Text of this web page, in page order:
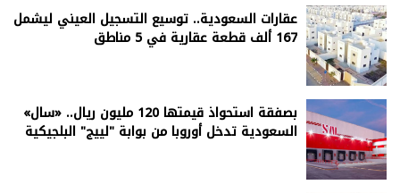
عقارات السعودية.. توسيع التسجيل العيني ليشمل
167 ألف قطعة عقارية في 5 مناطق
بصفقة استحواذ قيمتها 120 مليون ريال.. «سال»
السعودية تدخل أوروبا من بوابة "لييج" البلجيكية